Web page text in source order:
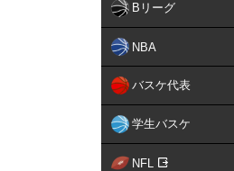
Bリーグ
NBA
バスケ代表
学生バスケ
NFL